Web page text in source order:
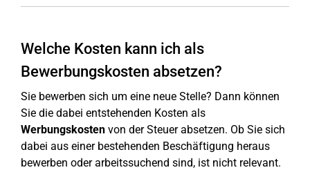
Welche Kosten kann ich als
Bewerbungskosten absetzen?
Sie bewerben sich um eine neue Stelle? Dann können
Sie die dabei entstehenden Kosten als
Werbungskosten von der Steuer absetzen. Ob Sie sich
dabei aus einer bestehenden Beschäftigung heraus
bewerben oder arbeitssuchend sind, ist nicht relevant.